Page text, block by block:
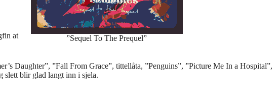
”Sequel To The Prequel”
at
Daughter”, ”Fall From Grace”, tittellåta, ”Penguins”, ”Picture Me In a Hospital”,
slett blir glad langt inn i sjela.